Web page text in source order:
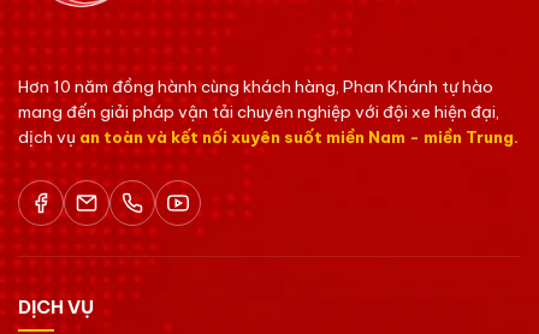
Hơn 10 năm đồng hành cùng khách hàng, Phan Khánh tự hào
mang đến giải pháp vận tải chuyên nghiệp với đội xe hiện đại,
dịch vụan toàn và kết nối xuyên suốt miền Nam - miền Trung.
DỊCH VỤ